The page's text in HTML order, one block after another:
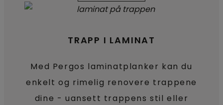
TRAPP I LAMINAT
Med Pergos laminatplanker kan du
enkelt og rimelig renovere trappene
dine - uansett trappens stil eller